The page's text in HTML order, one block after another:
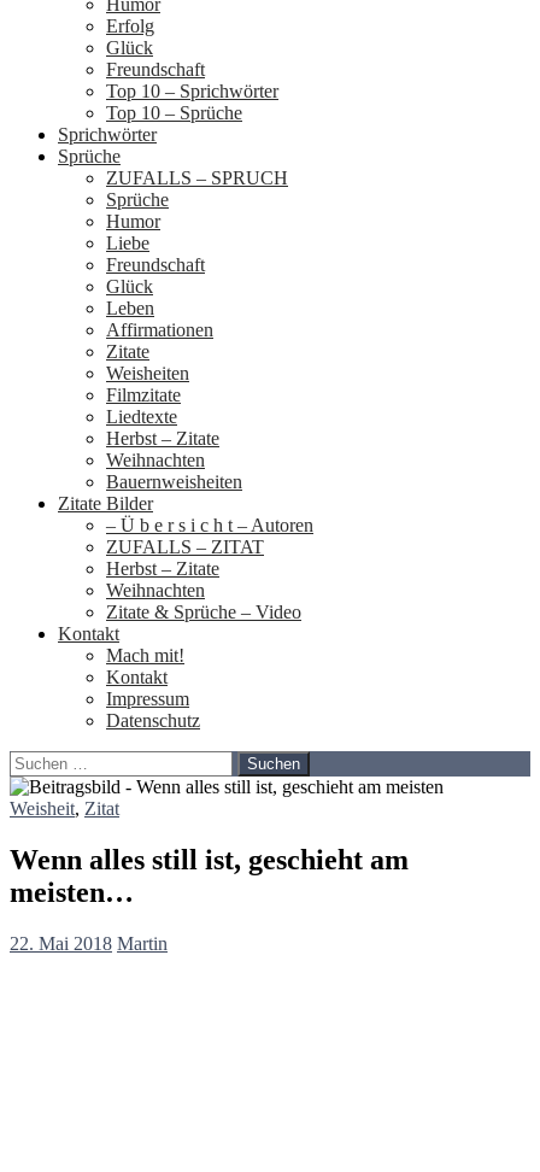
Erfolg
Glück
Freundschaft
Top 10 – Sprichwörter
Top 10 – Sprüche
Sprichwörter
Sprüche
ZUFALLS – SPRUCH
Sprüche
Humor
Liebe
Freundschaft
Glück
Leben
Affirmationen
Zitate
Weisheiten
Filmzitate
Liedtexte
Herbst – Zitate
Weihnachten
Bauernweisheiten
Zitate Bilder
– Ü b e r s i c h t – Autoren
ZUFALLS – ZITAT
Herbst – Zitate
Weihnachten
Zitate & Sprüche – Video
Kontakt
Mach mit!
Kontakt
Impressum
Datenschutz
Suchen
nach:
Weisheit, Zitat
Wenn alles still ist, geschieht am
meisten…
22. Mai 2018 Martin